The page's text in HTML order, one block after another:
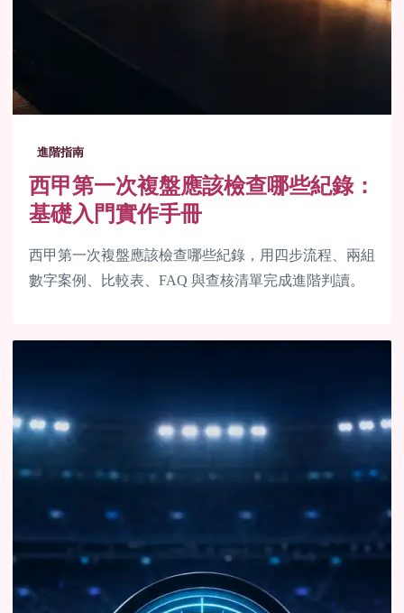
進階指南
西甲第一次複盤應該檢查哪些紀錄：
基礎入門實作手冊
西甲第一次複盤應該檢查哪些紀錄，用四步流程、兩組
數字案例、比較表、FAQ 與查核清單完成進階判讀。